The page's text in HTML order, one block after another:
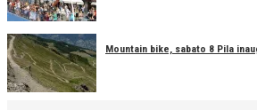
Mountain bike, sabato 8 Pila